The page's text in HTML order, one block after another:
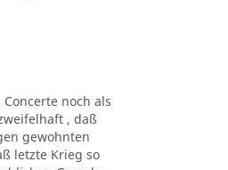
noch als
, daß
gewohnten
letzte Krieg so